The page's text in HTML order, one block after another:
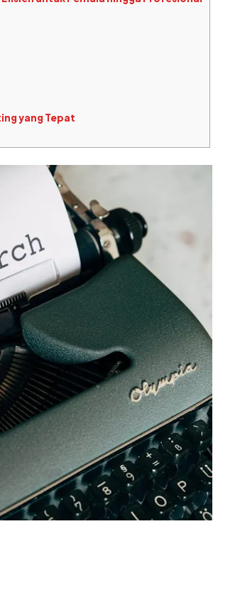
yang Tepat